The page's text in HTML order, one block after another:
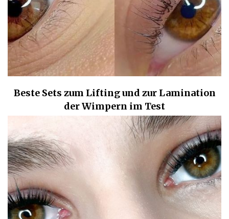
Beste Sets zum Lifting und zur Lamination
der Wimpern im Test